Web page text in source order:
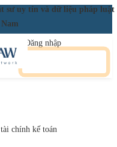
uy tín và dữ liệu pháp luật
Đăng nhập
chính kế toán